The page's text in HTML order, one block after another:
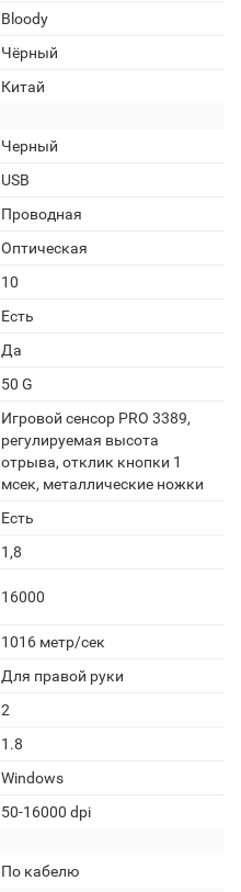
Bloody
Чёрный
Китай
Черный
USB
Проводная
Оптическая
10
Есть
Да
50 G
Игровой сенсор PRO 3389,
регулируемая высота
отрыва, отклик кнопки 1
мсек, металлические ножки
Есть
1,8
16000
1016 метр/сек
Для правой руки
2
1.8
Windows
50-16000 dpi
По кабелю